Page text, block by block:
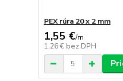
PEX rúra 20 x 2 mm
1,55 €/m
1,26 € bez DPH